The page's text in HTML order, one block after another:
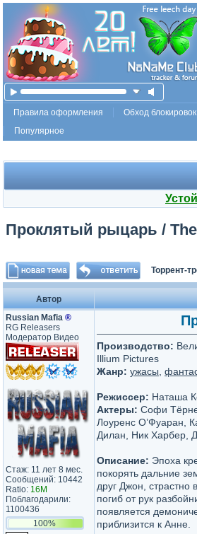
Правила оформления
Обход блокировок
Популярное
Проклятый рыцарь / The
Торрент-
Автор
Russian Mafia ®
RG Releasers
Модератор Видео
Стаж: 11 лет 8 мес.
Сообщений: 10442
Ratio: 16M
Поблагодарили:
1100436
100%
Производство:
Illium Pictures
Жанр: ужасы
Режиссер: Наташа
Актеры: Софи
Лоуренс О’Фуаран,
Дилан, Ник Харбер,
Описание: Эпоха
покорять дальние
друг Джон, страстно
погиб от рук
появляется
приблизится к Анне.